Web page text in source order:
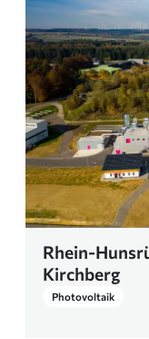
Rhein-
Kirchberg
Photovoltaik